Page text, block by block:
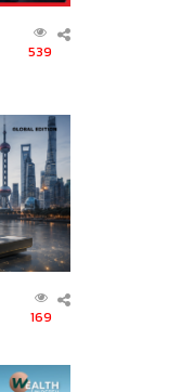
539
169